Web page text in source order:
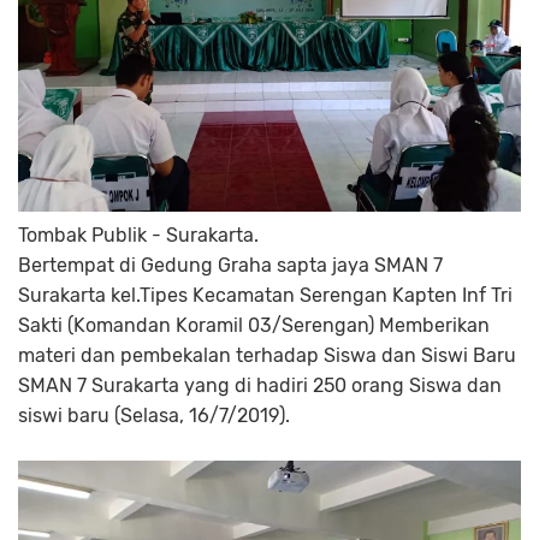
Tombak Publik - Surakarta.
Bertempat di Gedung Graha sapta jaya SMAN 7
Surakarta kel.Tipes Kecamatan Serengan Kapten Inf Tri
Sakti (Komandan Koramil 03/Serengan) Memberikan
materi dan pembekalan terhadap Siswa dan Siswi Baru
SMAN 7 Surakarta yang di hadiri 250 orang Siswa dan
siswi baru (Selasa, 16/7/2019).